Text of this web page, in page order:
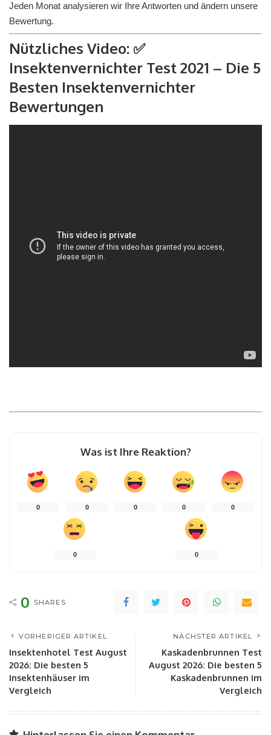
Jeden Monat analysieren wir Ihre Antworten und ändern unsere
Bewertung.
Nützliches Video: ✅
Insektenvernichter Test 2021 – Die 5
Besten Insektenvernichter
Bewertungen
Was ist Ihre Reaktion?
0 0 0 0 0
0 0
0 SHARES
VORHERIGER ARTIKEL
Insektenhotel Test August
2026: Die besten 5
Insektenhäuser im
Vergleich
NÄCHSTER ARTIKEL
Kaskadenbrunnen Test
August 2026: Die besten 5
Kaskadenbrunnen im
Vergleich